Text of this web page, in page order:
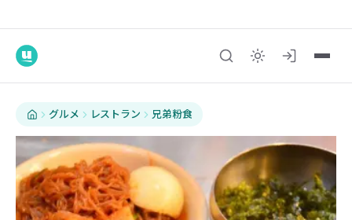
グルメ レストラン 兄弟粉食